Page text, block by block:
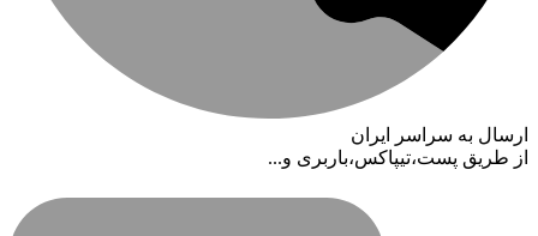
ارسال به سراسر ایران
از طریق پست،تیپاکس،باربری و...